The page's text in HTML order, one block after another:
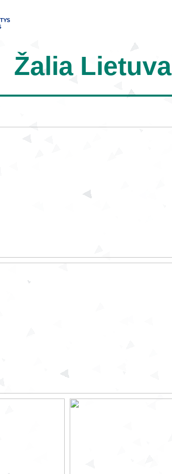
Žalia Lietuva